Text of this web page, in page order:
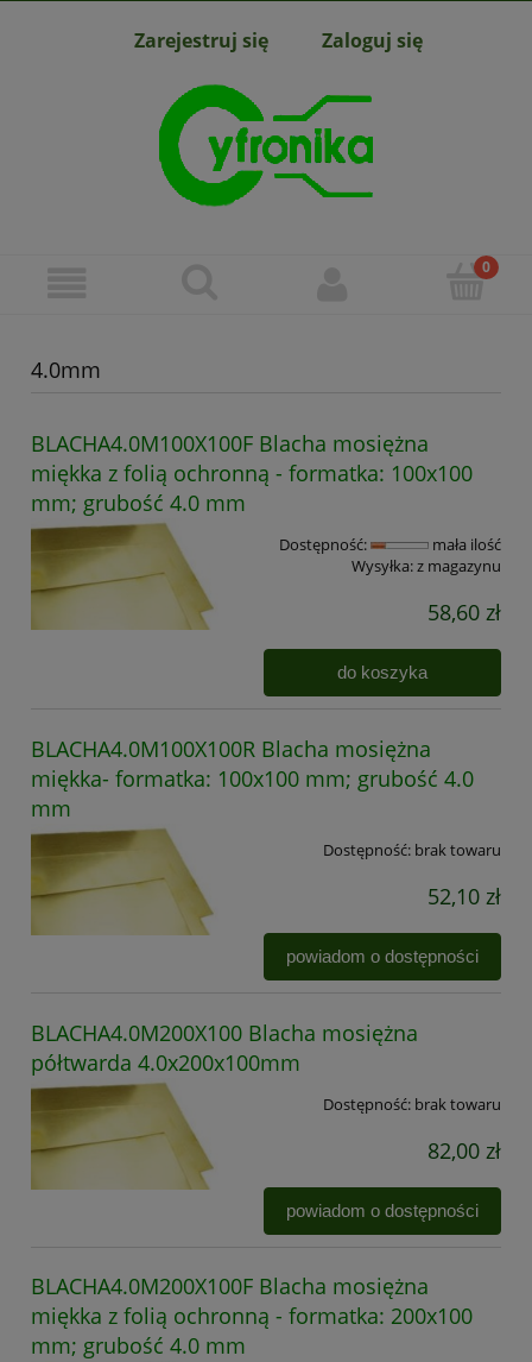
Zarejestruj się Zaloguj się
4.0mm
BLACHA4.0M100X100F Blacha mosiężna
miękka z folią ochronną - formatka: 100x100
mm; grubość 4.0 mm
Dostępność:
mała ilość
Wysyłka:z magazynu
58,60 zł
do koszyka
BLACHA4.0M100X100R Blacha mosiężna
miękka- formatka: 100x100 mm; grubość 4.0
mm
Dostępność: brak towaru
52,10 zł
powiadom o dostępności
BLACHA4.0M200X100 Blacha mosiężna
półtwarda 4.0x200x100mm
Dostępność: brak towaru
82,00 zł
powiadom o dostępności
BLACHA4.0M200X100F Blacha mosiężna
miękka z folią ochronną - formatka: 200x100
mm; grubość 4.0 mm